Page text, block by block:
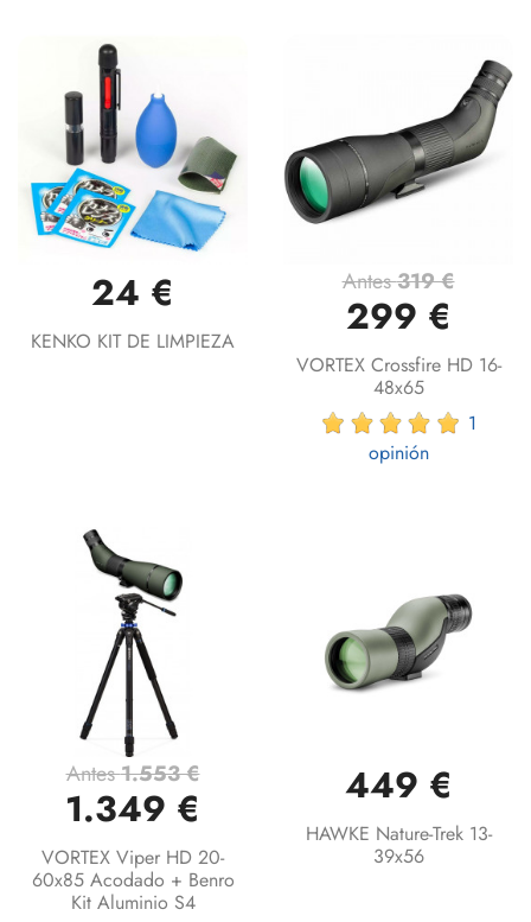
24 €
KENKO KIT DE LIMPIEZA
Antes319 €
299 €
VORTEX Crossfire HD 16-
48x65
1
opinión
Antes1.553 €
1.349 €
VORTEX Viper HD 20-
60x85 Acodado + Benro
Kit Aluminio S4
449 €
HAWKE Nature-Trek 13-
39x56